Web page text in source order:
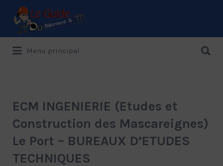
Le Guide de référence depuis 1995
Rechercher:
Menu principal
ECM INGENIERIE (Etudes et
Construction des Mascareignes)
Le Port – BUREAUX D’ETUDES
TECHNIQUES